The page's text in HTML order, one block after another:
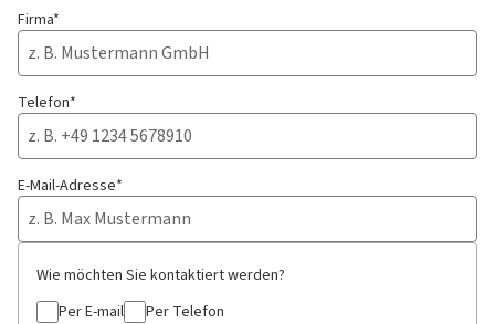
Firma*
Telefon*
E-Mail-Adresse*
Wie möchten Sie kontaktiert werden?
Per E-mail
Per Telefon